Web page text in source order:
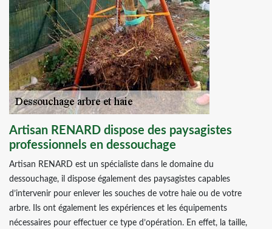
Artisan RENARD dispose des paysagistes
professionnels en dessouchage
Artisan RENARD est un spécialiste dans le domaine du
dessouchage, il dispose également des paysagistes capables
d’intervenir pour enlever les souches de votre haie ou de votre
arbre. Ils ont également les expériences et les équipements
nécessaires pour effectuer ce type d’opération. En effet, la taille,